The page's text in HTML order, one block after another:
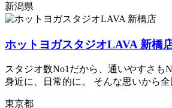
新潟県
ホットヨガスタジオLAVA 新橋
スタジオ数No1だから、通いやすさも
身近に、日常的に。 そんな思いから
東京都